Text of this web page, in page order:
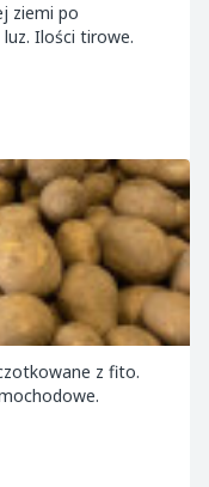
ziemi po
luz. Ilości tirowe.
z fito.